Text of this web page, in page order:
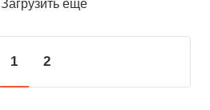
Загрузить еще
1 2